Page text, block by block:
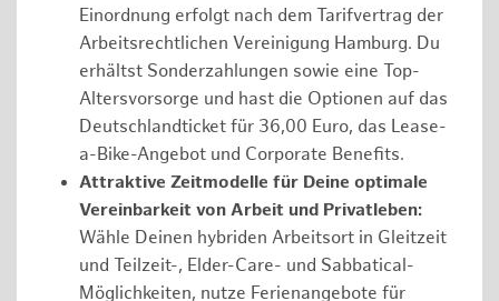
Einordnung erfolgt nach dem Tarifvertrag der
Arbeitsrechtlichen Vereinigung Hamburg. Du
erhältst Sonderzahlungen sowie eine Top-
Altersvorsorge und hast die Optionen auf das
Deutschlandticket für 36,00 Euro, das Lease-
a-Bike-Angebot und Corporate Benefits.
Attraktive Zeitmodelle für Deine optimale
Vereinbarkeit von Arbeit und Privatleben:
Wähle Deinen hybriden Arbeitsort in Gleitzeit
und Teilzeit-, Elder-Care- und Sabbatical-
Möglichkeiten, nutze Ferienangebote für